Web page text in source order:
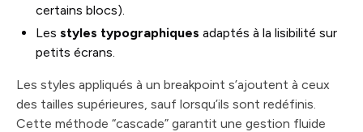
certains blocs).
Les styles typographiques adaptés à la lisibilité sur
petits écrans.
Les styles appliqués à un breakpoint s’ajoutent à ceux
des tailles supérieures, sauf lorsqu’ils sont redéfinis.
Cette méthode “cascade” garantit une gestion fluide